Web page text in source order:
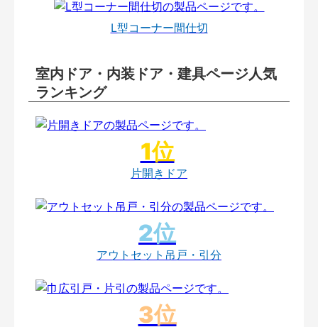
L型コーナー間仕切
室内ドア・内装ドア・建具ページ人気
ランキング
片開きドア
アウトセット吊戸・引分